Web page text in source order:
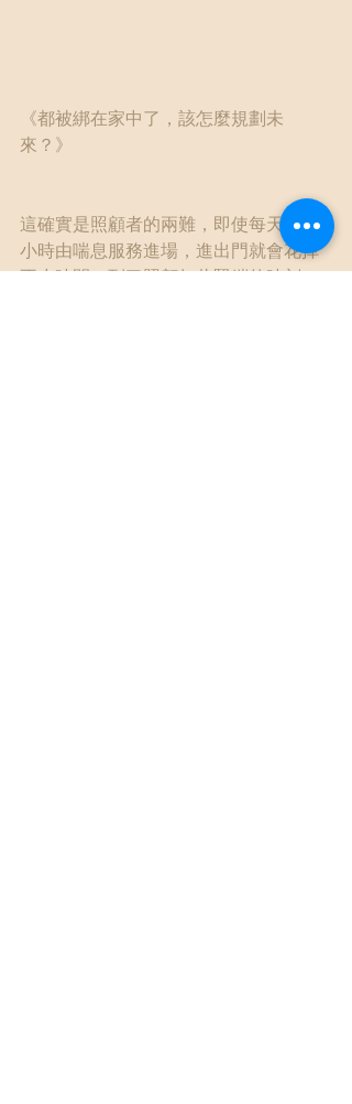
《都被綁在家中了，該怎麼規劃未
來？》
這確實是照顧者的兩難，即使每天一個
小時由喘息服務進場，進出門就會花掉
不少時間，到了照顧如此緊繃的時刻，